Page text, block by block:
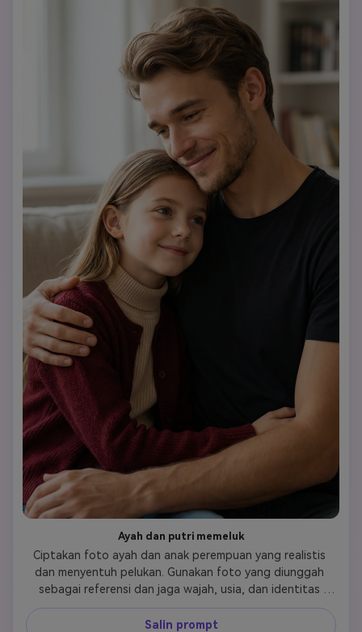
Ayah dan putri memeluk
Ciptakan foto ayah dan anak perempuan yang realistis
dan menyentuh pelukan. Gunakan foto yang diunggah
sebagai referensi dan jaga wajah, usia, dan identitas
persis sama. Pelukan harus terasa alami, protektif, dan
hangat secara emosional. Ekspresi harus menunjukkan
Salin prompt